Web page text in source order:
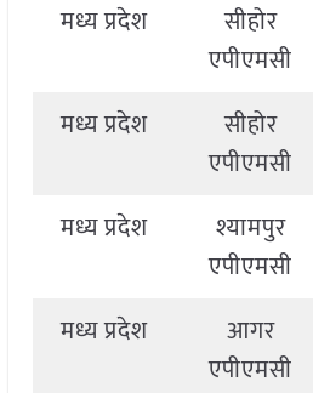
मध्य प्रदेश
सीहोर
एपीएमसी
मध्य प्रदेश
सीहोर
एपीएमसी
मध्य प्रदेश
श्यामपुर
एपीएमसी
मध्य प्रदेश
आगर
एपीएमसी